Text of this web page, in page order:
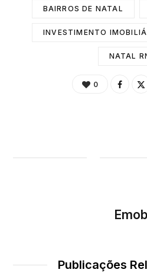
BAIRROS DE NATAL
INVESTIMENTO
NATAL
0
Publicações